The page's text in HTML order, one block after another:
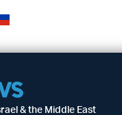
& the Middle East